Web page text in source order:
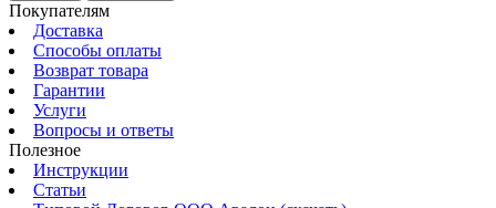
Покупателям
Доставка
Способы оплаты
Возврат товара
Гарантии
Услуги
Вопросы и ответы
Полезное
Инструкции
Статьи